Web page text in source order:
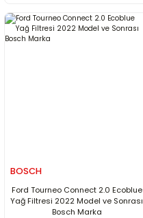
BOSCH
Ford Tourneo Connect 2.0 Ecoblue
Yağ Filtresi 2022 Model ve Sonrası
Bosch Marka